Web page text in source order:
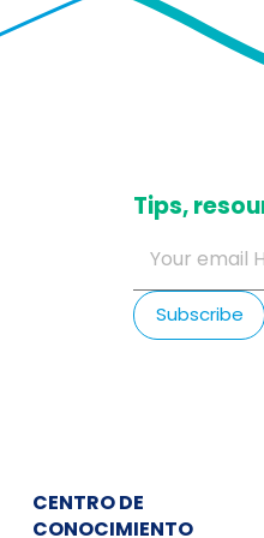
​Tips,
CENTRO DE
CONOCIMIENTO